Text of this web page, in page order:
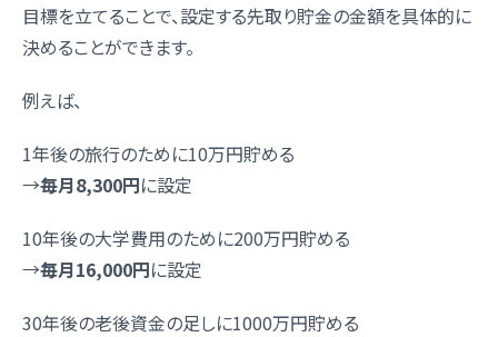
目標を立てることで、設定する先取り貯金の金額を具体的に
決めることができます。
例えば、
1年後の旅行のために10万円貯める
→毎月8,300円に設定
10年後の大学費用のために200万円貯める
→毎月16,000円に設定
30年後の老後資金の足しに1000万円貯める